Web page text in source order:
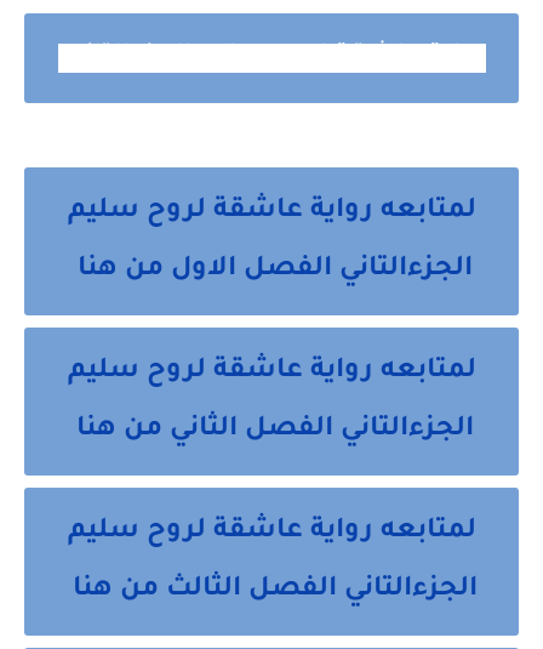
لمتابعه رواية عاشقة لروح سليم
الجزءالتاني الفصل الاول من هنا
لمتابعه رواية عاشقة لروح سليم
الجزءالتاني الفصل الثاني من هنا
لمتابعه رواية عاشقة لروح سليم
الجزءالتاني الفصل الثالث من هنا